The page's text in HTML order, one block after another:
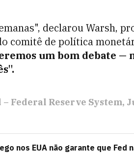
declarou Warsh,
comitê de política
um bom debate —
– Federal Reserve System
nos EUA não garante que Fed